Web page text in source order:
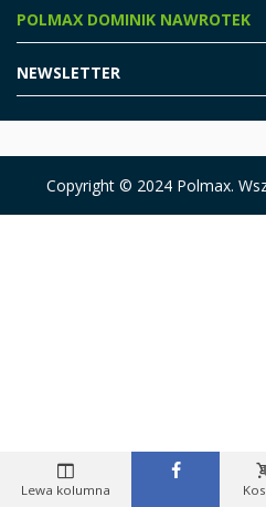
POLMAX DOMINIK NAWROTEK
NEWSLETTER
Copyright © 2024 Polmax.
Lewa kolumna